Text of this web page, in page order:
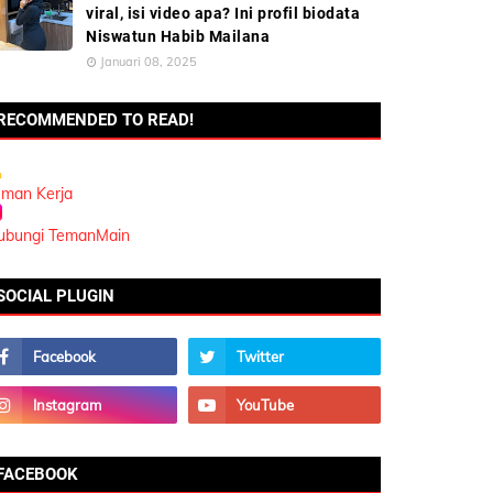
viral, isi video apa? Ini profil biodata
Niswatun Habib Mailana
Januari 08, 2025
TO READ!
Kerja
TemanMain
PLUGIN